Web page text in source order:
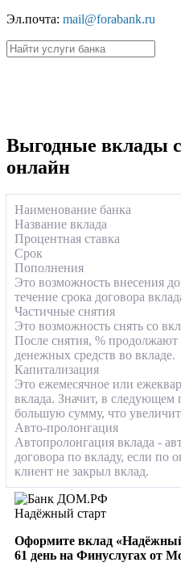
Эл.почта: mail@forabank.ru
Выгодные вклады
онлайн
Наименование банка
Название вклада
Процентная ставка
Срок
Пополнения
Это возможность внесения
течение срока договора
Частичные снятия
Это возможность снять со
После снятия, % продолжают
денежных средств во вкладе.
Капитализация
Это ежемесячное или
вклада. Значит, в следующем
большую сумму, что
Авто-пролонгация
Автопролонгация вклада -
договора по вкладу, если по
клиент не закрыл вклад.
Надёжный старт
Оформите вклад «Надёжный
61 день на Финуслугах от